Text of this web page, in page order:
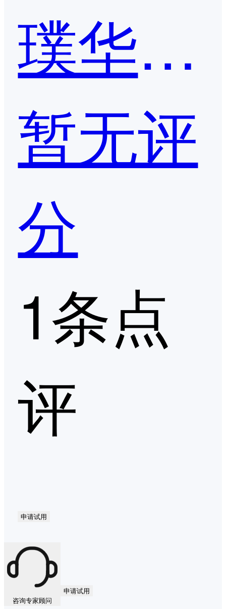
璞华PMS
暂无评
分
1条点
评
申请试用
咨询专家顾问
申请试用